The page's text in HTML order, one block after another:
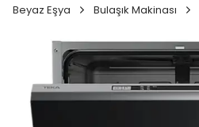
Beyaz Eşya Bulaşık Makinası